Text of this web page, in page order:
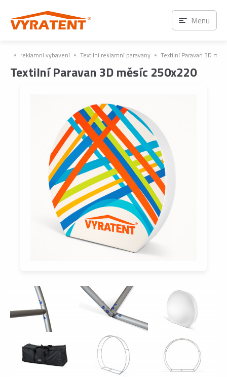
reklamní vybavení Textilní reklamní paravany Textilní Paravan 3D
Textilní Paravan 3D měsíc 250x220
Menu